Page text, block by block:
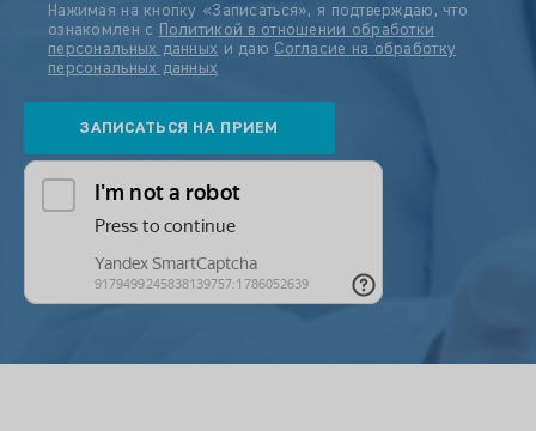
Нажимая на кнопку «Записаться», я подтверждаю, что
ознакомлен с Политикой в отношении обработки
персональных данных и даю Согласие на обработку
персональных данных